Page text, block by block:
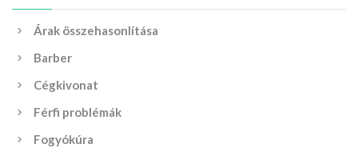
Árak összehasonlítása
Barber
Cégkivonat
Férfi problémák
Fogyókúra